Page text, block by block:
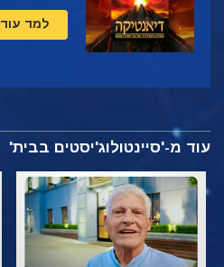
למד עוד
עוד מ-'סיינטולוג'יסטים בבית'